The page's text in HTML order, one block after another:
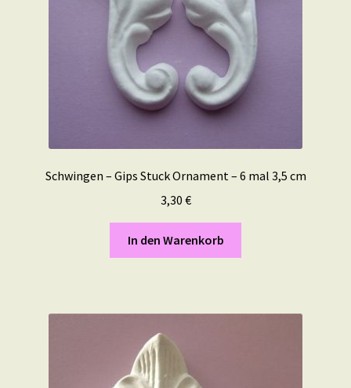
Schwingen – Gips Stuck Ornament – 6 mal 3,5 cm
3,30 €
In den Warenkorb